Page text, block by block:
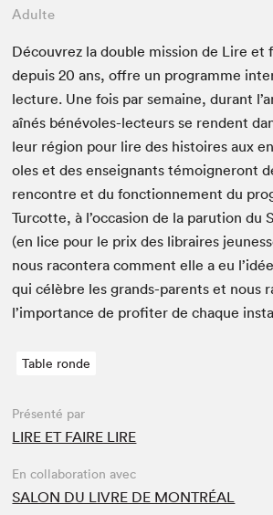
Adulte
Décou­vrez la dou­ble mis­sion de Lire et
depuis20 ans, offre un pro­gramme
lec­ture. Une fois par semaine, durant
aînés bénév­oles-lecteurs se ren­dent
leur région pour lire des his­toires aux
oles et des enseignants témoigneront
ren­con­tre et du fonc­tion­nement du
Tur­cotte, à l’occasion de la paru­tion du
(en lice pour le prix des libraires
nous racon­tera com­ment elle a eu
qui célèbre les grands-par­ents et nous
l’importance de prof­iter de chaque
Table ronde
Présenté par
LIRE ET FAIRE LIRE
En collaboration avec
SALON DU LIVRE DE MONTRÉAL